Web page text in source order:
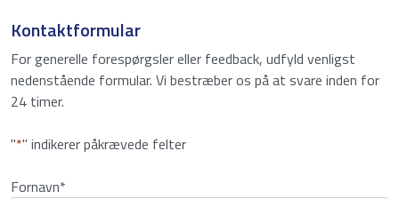
Kontaktformular
For generelle forespørgsler eller feedback, udfyld venligst
nedenstående formular. Vi bestræber os på at svare inden for
24 timer.
"*" indikerer påkrævede felter
Fornavn*